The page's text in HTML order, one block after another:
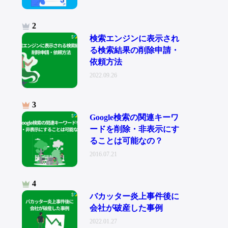
検索エンジンに表示され
る検索結果の削除申請・
依頼方法
2022.09.26
Google検索の関連キーワ
ードを削除・非表示にす
ることは可能なの？
2016.07.21
バカッター炎上事件後に
会社が破産した事例
2022.01.27